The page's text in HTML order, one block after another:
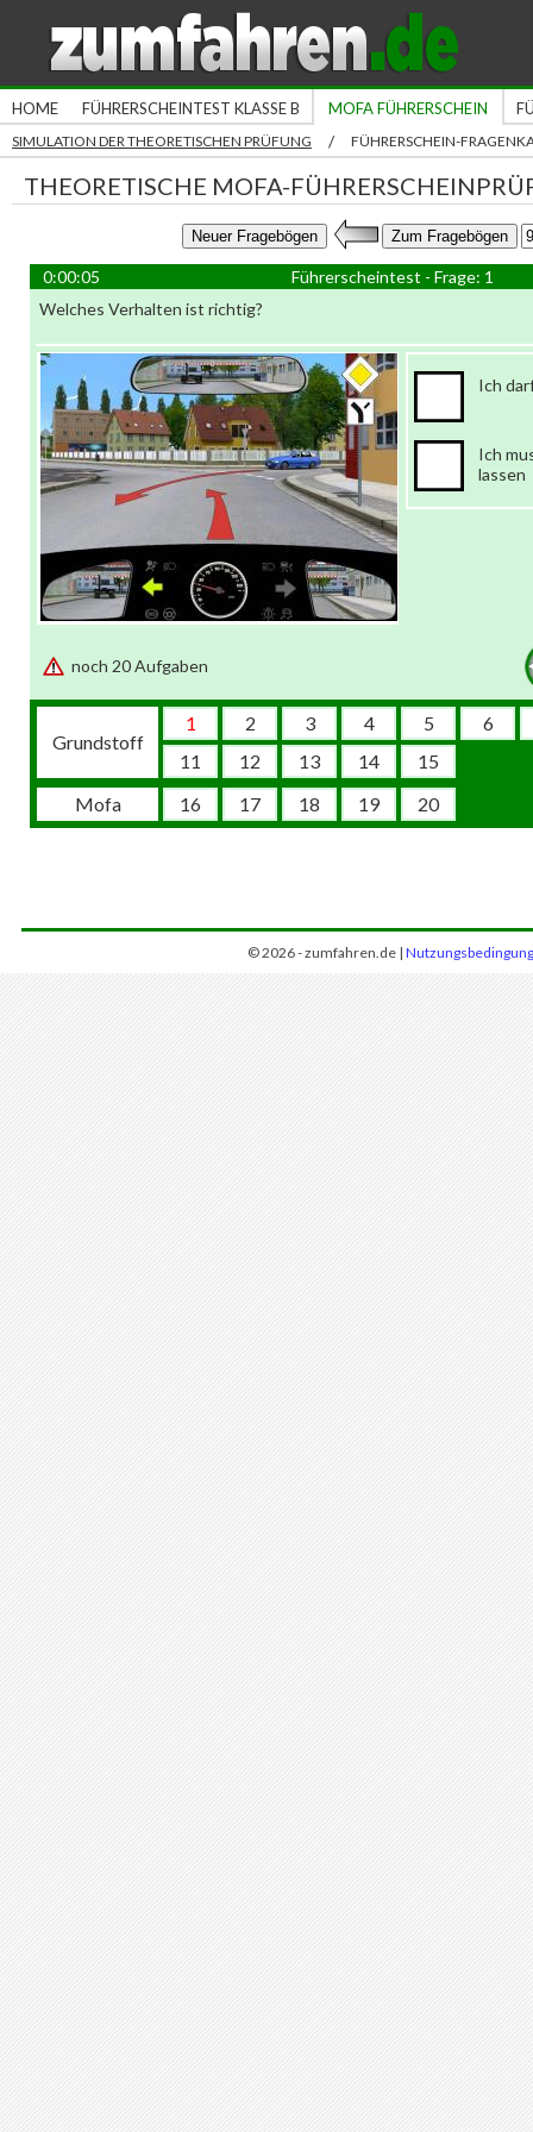
HOME FÜHRERSCHEINTEST KLASSE B MOFA FÜHRERSCHEIN
SIMULATION DER THEORETISCHEN PRÜFUNG / FÜHRERSCHEIN-
THEORETISCHE MOFA-
0:00:06
Führerscheintest - Frage: 1
Welches Verhalten ist richtig?
Ich
Ich
lassen
noch 20 Aufgaben
Grundstoff
1 2 3 4 5
6
11
12 13 14
15
Mofa
16 17 18 19 20
© 2026 - zumfahren.de |